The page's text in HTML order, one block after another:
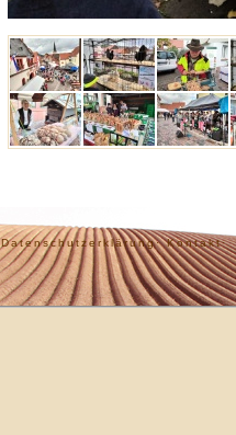
Datenschutzerklärung· Kontakt·